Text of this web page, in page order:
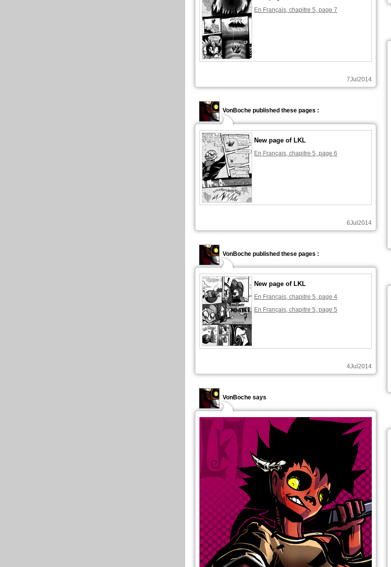
En Français, chapitre 5, page 7
7Jul2014
VonBoche published these pages :
New page of LKL
En Français, chapitre 5, page 6
6Jul2014
VonBoche published these pages :
New page of LKL
En Français, chapitre 5, page 4
En Français, chapitre 5, page 5
4Jul2014
VonBoche says